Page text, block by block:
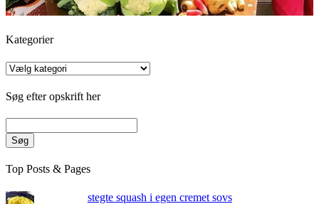
Kategorier
Kategorier
Søg efter opskrift her
Søg
Top Posts & Pages
stegte squash i egen cremet sovs